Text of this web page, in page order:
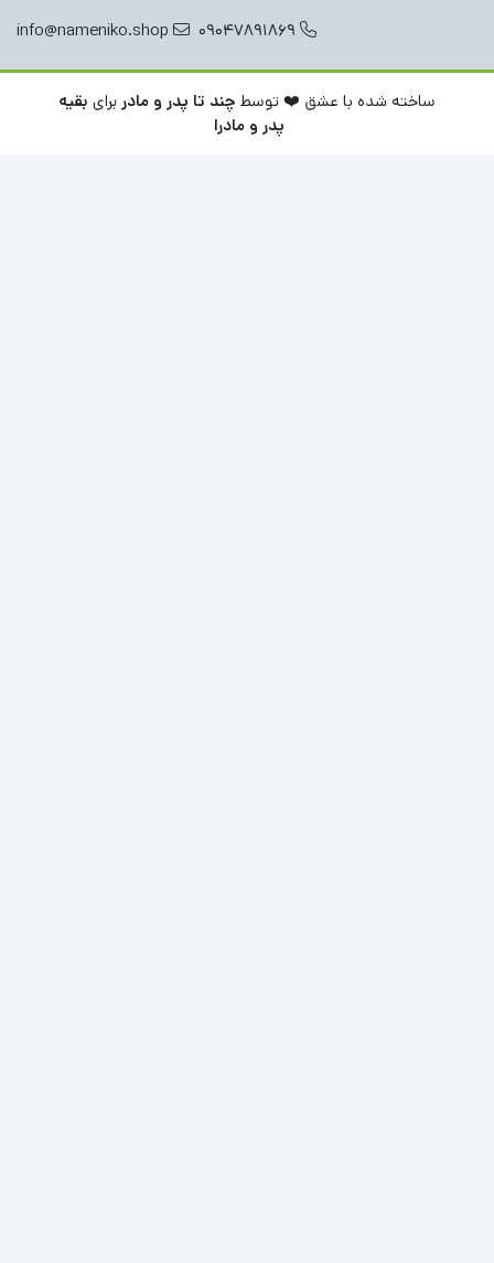
09047891869
info@nameniko.shop
ساخته شده با عشق ❤️ توسط چند تا پدر و مادر برای بقیه
پدر و مادرا